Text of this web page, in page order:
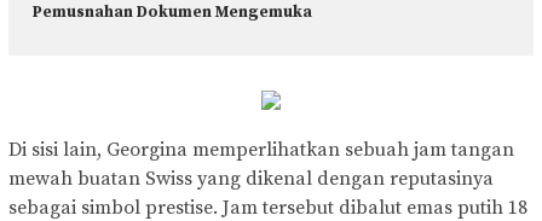
Pemusnahan Dokumen Mengemuka
Di sisi lain, Georgina memperlihatkan sebuah jam tangan
mewah buatan Swiss yang dikenal dengan reputasinya
sebagai simbol prestise. Jam tersebut dibalut emas putih 18